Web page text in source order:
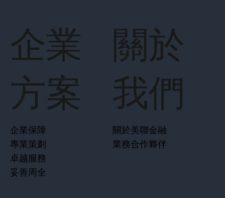
企業
方案
企業保障
專業策劃
卓越服務
妥善周全
關於
我們
關於美聯金融
業務合作夥伴